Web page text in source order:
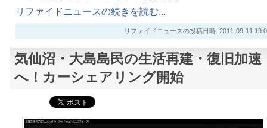
リファイドニュースの続きを読む...
リファイドニュースの投稿日時: 2011-09-11
気仙沼・大島島民の生活再建・復旧加速
へ！カーシェアリング開始